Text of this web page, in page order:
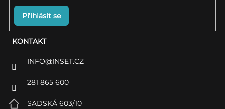
KONTAKT
INFO@INSET.CZ
281 865 600
SADSKÁ 603/10
Přihlásit se